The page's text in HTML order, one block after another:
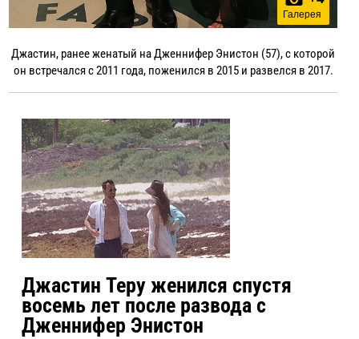
Галерея
Джастин, ранее женатый на Дженнифер Энистон (57), с которой
он встречался с 2011 года, поженился в 2015 и развелся в 2017.
Джастин Теру женился спустя
восемь лет после развода с
Дженнифер Энистон